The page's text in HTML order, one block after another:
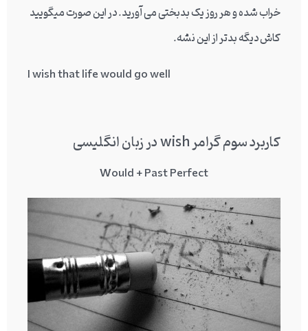
خراب شده و هر روز یک بدبختی می آورید. در این صورت میگویید
کاش دیگه بدتر از این نشه.
I wish that life would go well
کاربرد سوم گرامر wish در زبان انگلیسی
Would + Past Perfect